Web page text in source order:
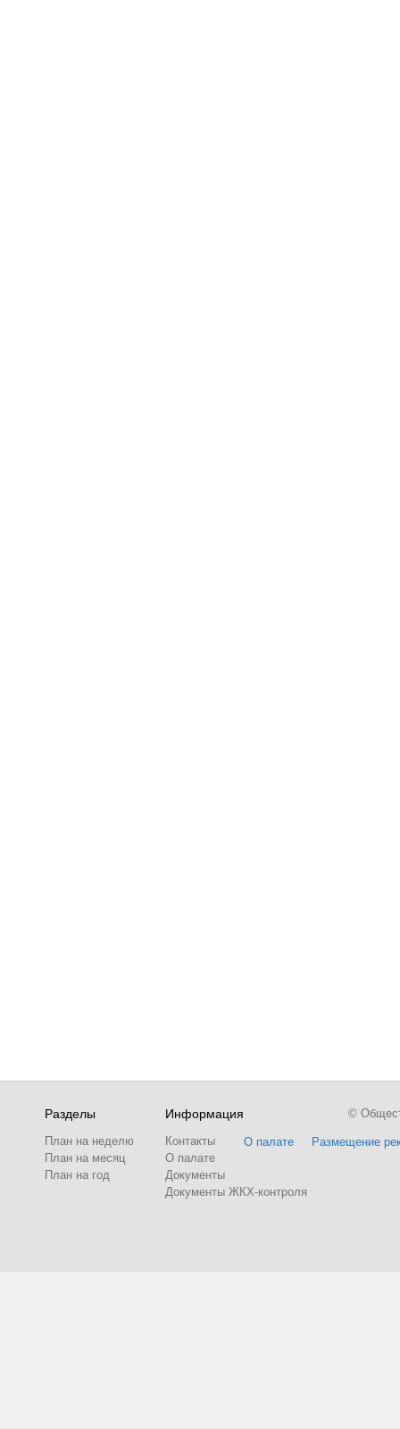
Разделы
План на неделю
План на месяц
План на год
Информация
Контакты
О палате
Документы
Документы ЖКХ-контроля
О палате Размещение
©